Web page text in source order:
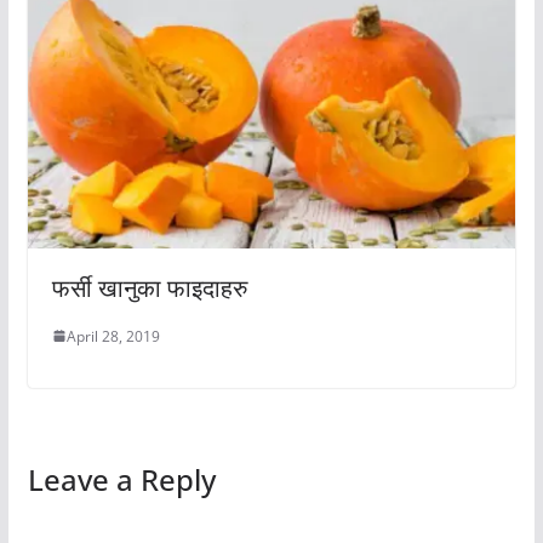
फर्सी खानुका फाइदाहरु
April 28, 2019
Leave a Reply